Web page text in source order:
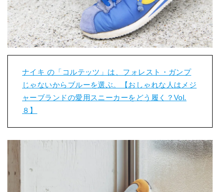
ナイキ の「コルテッツ」は、フォレスト・ガンプ
じゃないからブルーを選ぶ。【おしゃれな人はメジ
ャーブランドの愛用スニーカーをどう履く？Vol.
８】